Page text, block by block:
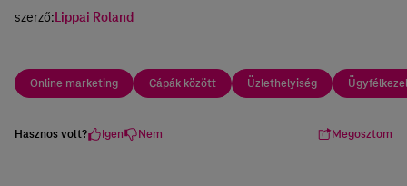
szerző:Lippai Roland
Online marketing Cápák között Üzlethelyiség
Hasznos volt? Igen Nem Megosztom